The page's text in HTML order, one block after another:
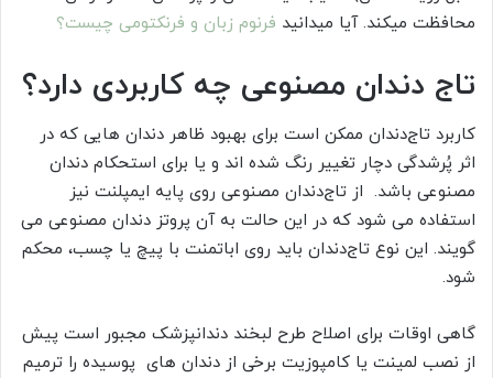
محافظت می­کند. آیا میدانید فرنوم زبان و فرنکتومی چیست؟
تاج دندان مصنوعی چه کاربردی دارد؟
کاربرد تاج‌دندان ممکن است برای بهبود ظاهر دندان هایی که در
اثر پُرشدگی دچار تغییر رنگ شده اند و یا برای استحکام دندان
مصنوعی باشد. از تاج‌دندان مصنوعی روی پایه ایمپلنت نیز
استفاده می شود که در این حالت به آن پروتز دندان مصنوعی می
گویند. این نوع تاج‌دندان باید روی اباتمنت با پیچ یا چسب، محکم
شود.
گاهی اوقات برای اصلاح طرح لبخند دندانپزشک مجبور است پیش
از نصب لمینت یا کامپوزیت برخی از دندان های پوسیده را ترمیم